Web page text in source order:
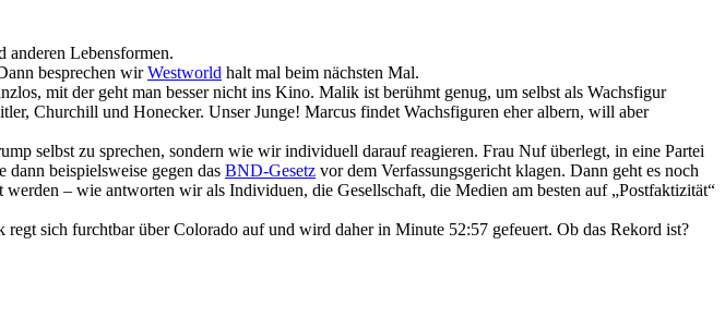
anderen Lebensformen.
besprechen wirWestworld halt mal beim nächsten Mal.
mit der geht man besser nicht ins Kino. Malik ist berühmt genug, um selbst als Wachsfigur
Churchill und Honecker. Unser Junge! Marcus findet Wachsfiguren eher albern, will aber
selbst zu sprechen, sondern wie wir individuell darauf reagieren. Frau Nuf überlegt, in eine Partei
dann beispielsweise gegen das BND-Gesetz vor dem Verfassungsgericht klagen. Dann geht es noch
– wie antworten wir als Individuen, die Gesellschaft, die Medien am besten auf „Postfaktizität“
sich furchtbar über Colorado auf und wird daher in Minute 52:57 gefeuert. Ob das Rekord ist?